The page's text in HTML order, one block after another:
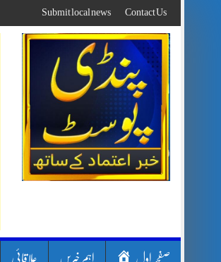
to
content
Contact Us
Submit local news
صفحہ اول اہم خبریں علاقائی